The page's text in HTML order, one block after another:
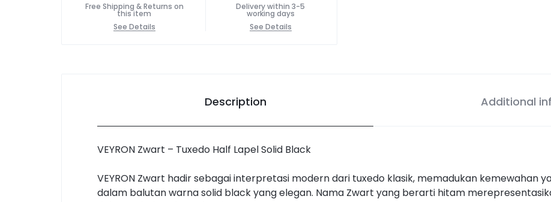
Free Shipping & Returns on
this item
See Details
Delivery within 3-5
working days
See Details
Description Additional
VEYRON Zwart – Tuxedo Half Lapel Solid Black
VEYRON Zwart hadir sebagai interpretasi modern dari tuxedo klasik, memadukan kemewahan
dalam balutan warna solid black yang elegan. Nama Zwart yang berarti hitam